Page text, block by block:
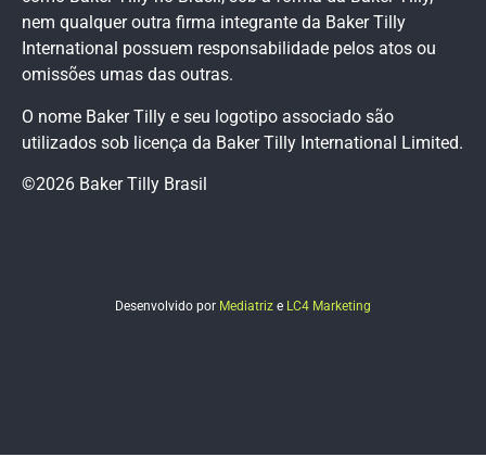
nem qualquer outra firma integrante da Baker Tilly
International possuem responsabilidade pelos atos ou
omissões umas das outras.
O nome Baker Tilly e seu logotipo associado são
utilizados sob licença da Baker Tilly International Limited.
©2026 Baker Tilly Brasil
Desenvolvido por Mediatriz e LC4 Marketing